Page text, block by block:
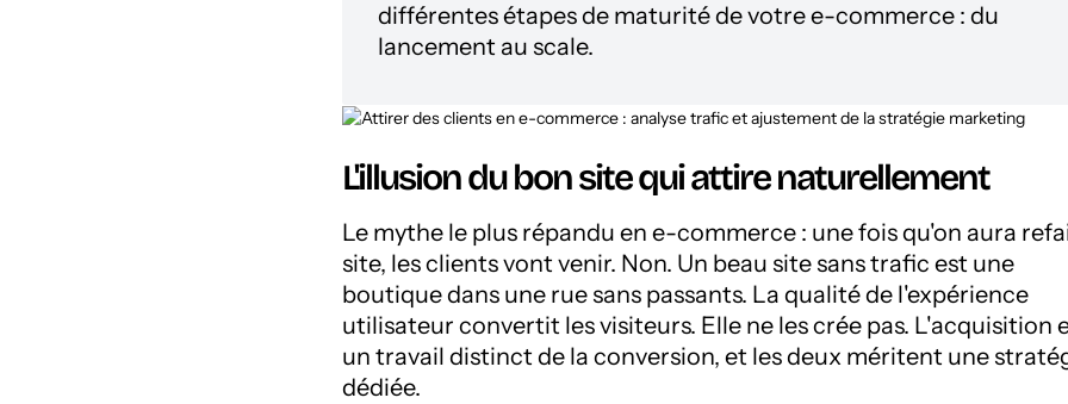
différentes étapes de maturité de votre e-commerce : du
lancement au scale.
L'illusion du bon site qui attire naturellement
Le mythe le plus répandu en e-commerce : une fois qu'on aura
site, les clients vont venir. Non. Un beau site sans trafic est une
boutique dans une rue sans passants. La qualité de l'expérience
utilisateur convertit les visiteurs. Elle ne les crée pas. L'acquisition
un travail distinct de la conversion, et les deux méritent une
dédiée.